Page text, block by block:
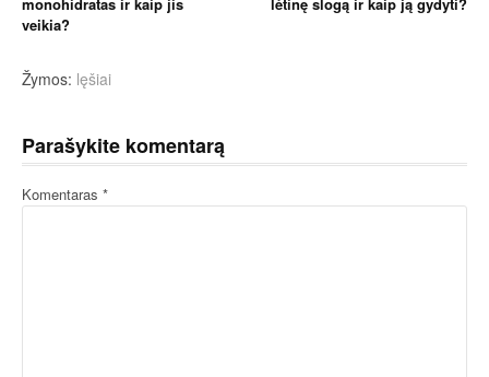
toliau
veikia?
Žymos: lęšiai
Parašykite komentarą
Komentaras *